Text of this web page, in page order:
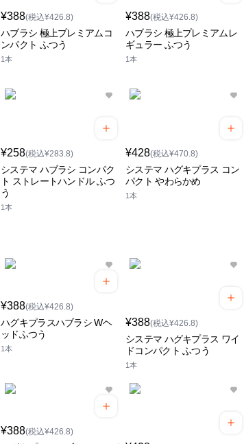
¥388(税込¥426.8)
ハブラシ 極上プレミアムコ
ンパクト ふつう
1本
¥388(税込¥426.8)
ハブラシ 極上プレミアムレ
ギュラー ふつう
1本
¥258(税込¥283.8)
システマ ハブラシ コンパク
ト ストレートハンドル ふつ
う
1本
¥428(税込¥470.8)
システマ ハグキプラス コン
パクト やわらかめ
1本
¥388(税込¥426.8)
ハグキプラスハブラシ Wヘ
ッドふつう
1本
¥388(税込¥426.8)
システマ ハグキプラス ワイ
ドコンパクト ふつう
1本
¥388(税込¥426.8)